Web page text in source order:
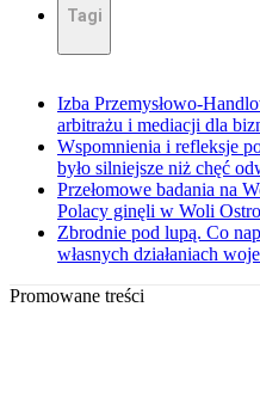
Tagi
Izba Przemysłowo-
arbitrażu i mediacji dla
Wspomnienia i refleksje
było silniejsze niż chęć
Przełomowe badania na
Polacy ginęli w Woli
Zbrodnie pod lupą. Co
własnych działaniach
Promowane treści